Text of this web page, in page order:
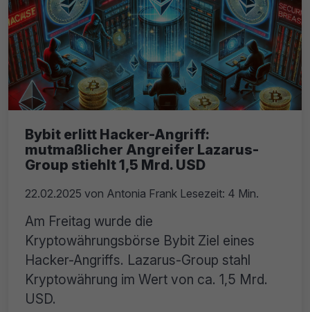
Bybit erlitt Hacker-Angriff:
mutmaßlicher Angreifer Lazarus-
Group stiehlt 1,5 Mrd. USD
22.02.2025 von Antonia Frank Lesezeit: 4 Min.
Am Freitag wurde die
Kryptowährungsbörse Bybit Ziel eines
Hacker-Angriffs. Lazarus-Group stahl
Kryptowährung im Wert von ca. 1,5 Mrd.
USD.